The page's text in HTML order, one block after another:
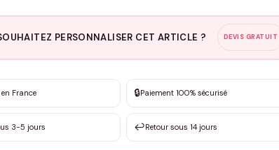
PERSONNALISER CET ARTICLE ? DEVIS GRATUIT
sur mesure
GRATUIT · Personnalisation de 3 à 10€ selon la demande
vous ?
en France 🔒Paiement 100% sécurisé
3-5 jours ↩️Retour sous 14 jours